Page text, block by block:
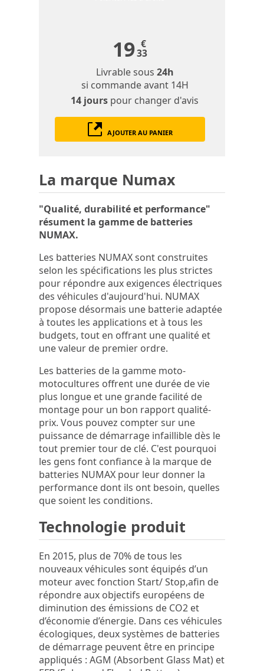
19 €
33
Livrable sous 24h
si commande avant 14H
14 jours pour changer d'avis
AJOUTER AU PANIER
La marque Numax
"Qualité, durabilité et performance"
résument la gamme de batteries
NUMAX.
Les batteries NUMAX sont construites
selon les spécifications les plus strictes
pour répondre aux exigences électriques
des véhicules d'aujourd'hui. NUMAX
propose désormais une batterie adaptée
à toutes les applications et à tous les
budgets, tout en offrant une qualité et
une valeur de premier ordre.
Les batteries de la gamme moto-
motocultures offrent une durée de vie
plus longue et une grande facilité de
montage pour un bon rapport qualité-
prix. Vous pouvez compter sur une
puissance de démarrage infaillible dès le
tout premier tour de clé. C'est pourquoi
les gens font confiance à la marque de
batteries NUMAX pour leur donner la
performance dont ils ont besoin, quelles
que soient les conditions.
Technologie produit
En 2015, plus de 70% de tous les
nouveaux véhicules sont équipés d’un
moteur avec fonction Start/ Stop,afin de
répondre aux objectifs européens de
diminution des émissions de CO2 et
d’économie d’énergie. Dans ces véhicules
écologiques, deux systèmes de batteries
de démarrage peuvent être en principe
appliqués : AGM (Absorbent Glass Mat) et